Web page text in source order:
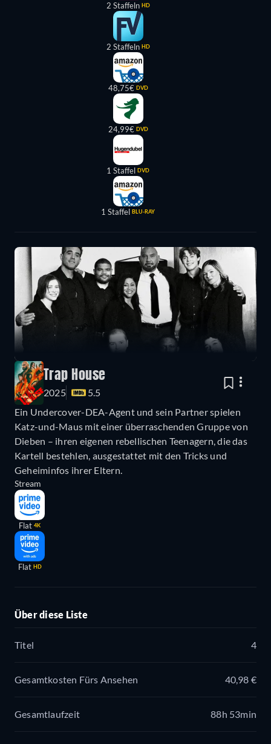
2 Staffeln HD
2 Staffeln HD
48,75€ DVD
24,99€ DVD
1 Staffel DVD
1 Staffel BLU-RAY
Trap House
2025
5.5
Ein Undercover-DEA-Agent und sein Partner spielen
Katz-und-Maus mit einer überraschenden Gruppe von
Dieben – ihren eigenen rebellischen Teenagern, die das
Kartell bestehlen, ausgestattet mit den Tricks und
Geheiminfos ihrer Eltern.
Stream
Flat 4K
Flat HD
Über diese Liste
Titel 4
Gesamtkosten Fürs Ansehen 40,98 €
Gesamtlaufzeit 88h 53min